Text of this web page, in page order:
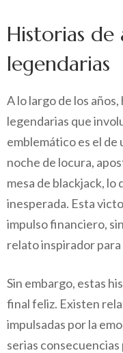
Historias de
legendarias
A lo largo de los
legendarias que
emblemático es el de
noche de locura,
mesa de blackjack, lo
inesperada. Esta
impulso financiero,
relato inspirador
Sin embargo, estas
final feliz. Existen
impulsadas por la
serias